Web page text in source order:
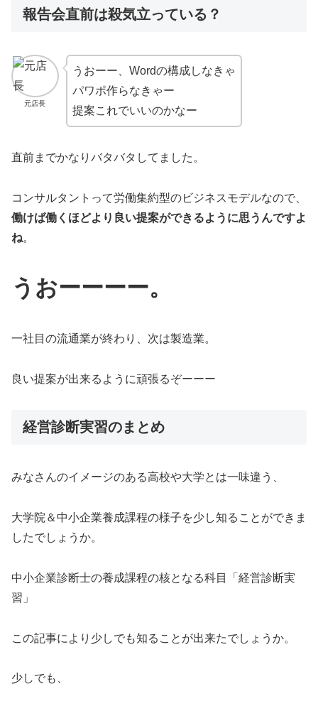
報告会直前は殺気立っている？
元店長
うおーー、Wordの構成しなきゃ
パワポ作らなきゃー
提案これでいいのかなー
直前までかなりバタバタしてました。
コンサルタントって労働集約型のビジネスモデルなので、
働けば働くほどより良い提案ができるように思うんですよ
ね。
うおーーーー。
一社目の流通業が終わり、次は製造業。
良い提案が出来るように頑張るぞーーー
経営診断実習のまとめ
みなさんのイメージのある高校や大学とは一味違う、
大学院＆中小企業養成課程の様子を少し知ることができま
したでしょうか。
中小企業診断士の養成課程の核となる科目「経営診断実
習」
この記事により少しでも知ることが出来たでしょうか。
少しでも、